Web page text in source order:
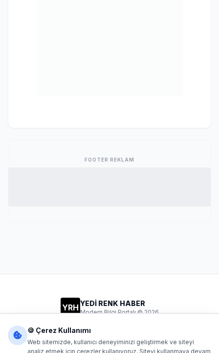
FOOTER REKLAM
YRH YEDİ RENK HABER
Modern Bilgi Portalı © 2026
🍪 Çerez Kullanımı
Web sitemizde, kullanıcı deneyiminizi geliştirmek ve siteyi
analiz etmek için çerezler kullanıyoruz. Siteyi kullanmaya devam